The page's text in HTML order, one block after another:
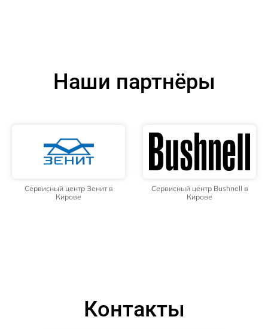
Наши партнёры
Сервисный центр Зенит в
Кирове
Сервисный центр Bushnell в
Кирове
Контакты